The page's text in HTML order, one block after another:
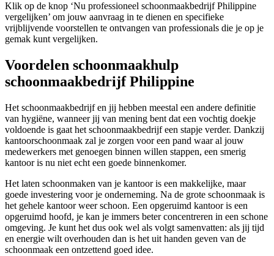
Klik op de knop ‘Nu professioneel schoonmaakbedrijf Philippine
vergelijken’ om jouw aanvraag in te dienen en specifieke
vrijblijvende voorstellen te ontvangen van professionals die je op je
gemak kunt vergelijken.
Voordelen schoonmaakhulp
schoonmaakbedrijf Philippine
Het schoonmaakbedrijf en jij hebben meestal een andere definitie
van hygiëne, wanneer jij van mening bent dat een vochtig doekje
voldoende is gaat het schoonmaakbedrijf een stapje verder. Dankzij
kantoorschoonmaak zal je zorgen voor een pand waar al jouw
medewerkers met genoegen binnen willen stappen, een smerig
kantoor is nu niet echt een goede binnenkomer.
Het laten schoonmaken van je kantoor is een makkelijke, maar
goede investering voor je onderneming. Na de grote schoonmaak is
het gehele kantoor weer schoon. Een opgeruimd kantoor is een
opgeruimd hoofd, je kan je immers beter concentreren in een schone
omgeving. Je kunt het dus ook wel als volgt samenvatten: als jij tijd
en energie wilt overhouden dan is het uit handen geven van de
schoonmaak een ontzettend goed idee.